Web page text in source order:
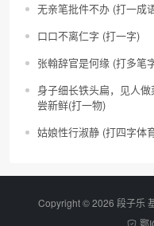
无亲笔批件不办 (打一成
口口不离仁字 (打一字)
张翰辞官是何缘 (打多笔
身子细长铁头扁，见人
尝新鲜(打一物)
姑娘性行淑静 (打四字体
Copyright © 2026 段子乐
鄂